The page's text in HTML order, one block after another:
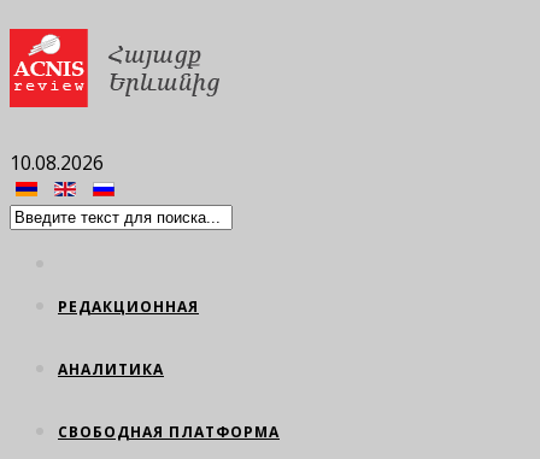
10.08.2026
РЕДАКЦИОННАЯ
АНАЛИТИКА
СВОБОДНАЯ ПЛАТФОРМА